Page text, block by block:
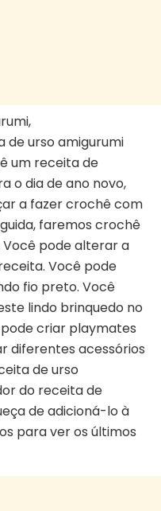
de urso amigurumi
um receita de
o dia de ano novo,
a fazer crochê com
faremos crochê
pode alterar a
Você pode
fio preto. Você
lindo brinquedo no
criar playmates
diferentes acessórios
de urso
do receita de
de adicioná-lo à
para ver os últimos